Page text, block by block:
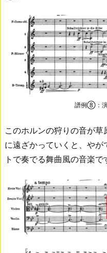
譜例⑧：演
このホルンの狩りの音が草
に遠ざかっていくと、や
トで奏でる舞曲風の音楽